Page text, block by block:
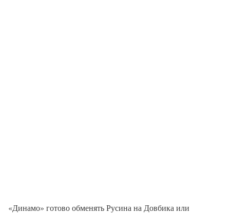
«Динамо» готово обменять Русина на Довбика или